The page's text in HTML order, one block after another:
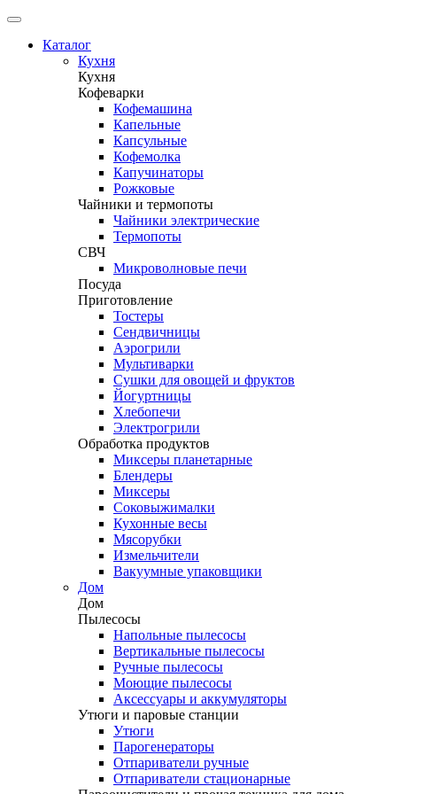
Каталог
Кухня
Кухня
Кофеварки
Кофемашина
Капельные
Капсульные
Кофемолка
Капучинаторы
Рожковые
Чайники и термопоты
Чайники электрические
Термопоты
СВЧ
Микроволновые печи
Посуда
Приготовление
Тостеры
Сендвичницы
Аэрогрили
Мультиварки
Сушки для овощей и фруктов
Йогуртницы
Хлебопечи
Электрогрили
Обработка продуктов
Миксеры планетарные
Блендеры
Миксеры
Соковыжималки
Кухонные весы
Мясорубки
Измельчители
Вакуумные упаковщики
Дом
Дом
Пылесосы
Напольные пылесосы
Вертикальные пылесосы
Ручные пылесосы
Моющие пылесосы
Аксессуары и аккумуляторы
Утюги и паровые станции
Утюги
Парогенераторы
Отпариватели ручные
Отпариватели стационарные